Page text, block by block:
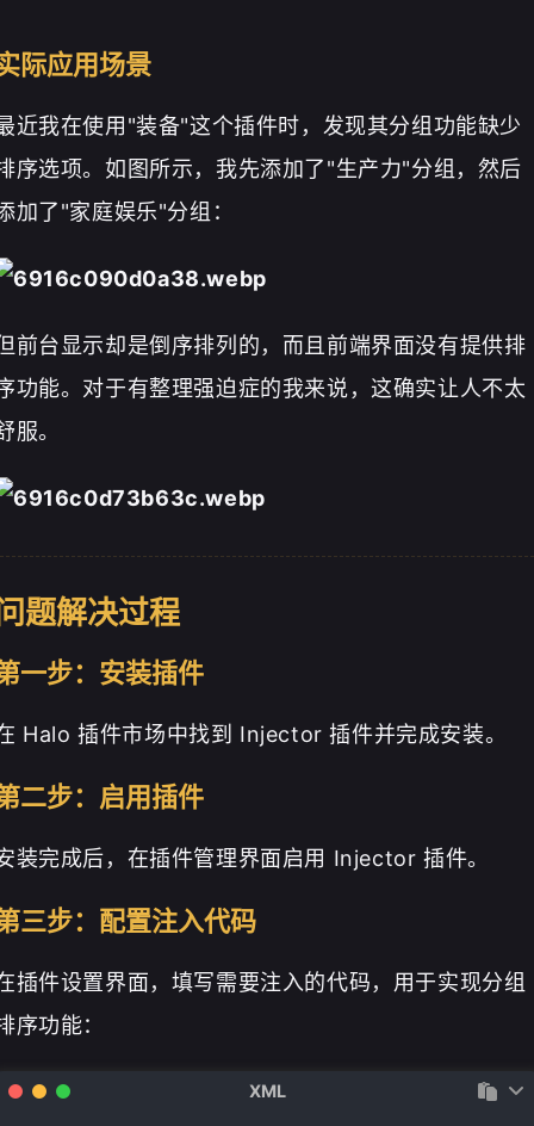
际应用场景
近我在使用"装备"这个插件时，发现其分组功能缺少
序选项。如图所示，我先添加了"生产力"分组，然后
加了"家庭娱乐"分组：
前台显示却是倒序排列的，而且前端界面没有提供排
功能。对于有整理强迫症的我来说，这确实让人不太
服。
题解决过程
一步：安装插件
Halo 插件市场中找到 Injector 插件并完成安装。
二步：启用插件
装完成后，在插件管理界面启用 Injector 插件。
三步：配置注入代码
插件设置界面，填写需要注入的代码，用于实现分组
序功能：
XML